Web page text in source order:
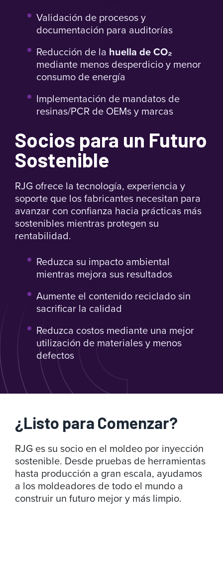
Validación de procesos y
documentación para auditorías
Reducción de la huella de CO₂
mediante menos desperdicio y menor
consumo de energía
Implementación de mandatos de
resinas/PCR de OEMs y marcas
Socios para un Futuro
Sostenible
RJG ofrece la tecnología, experiencia y
soporte que los fabricantes necesitan para
avanzar con confianza hacia prácticas más
sostenibles mientras protegen su
rentabilidad.
Reduzca su impacto ambiental
mientras mejora sus resultados
Aumente el contenido reciclado sin
sacrificar la calidad
Reduzca costos mediante una mejor
utilización de materiales y menos
defectos
¿Listo para Comenzar?
RJG es su socio en el moldeo por inyección
sostenible. Desde pruebas de herramientas
hasta producción a gran escala, ayudamos
a los moldeadores de todo el mundo a
construir un futuro mejor y más limpio.